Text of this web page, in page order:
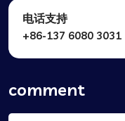
电话支持
+86-137 6080 3031
comment